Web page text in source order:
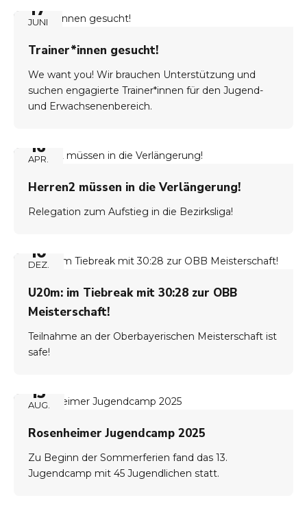
17
JUNI
Trainer*innen gesucht!
We want you! Wir brauchen Unterstützung und
suchen engagierte Trainer*innen für den Jugend-
und Erwachsenenbereich.
16
APR.
Herren2 müssen in die Verlängerung!
Relegation zum Aufstieg in die Bezirksliga!
10
DEZ.
U20m: im Tiebreak mit 30:28 zur OBB
Meisterschaft!
Teilnahme an der Oberbayerischen Meisterschaft ist
safe!
13
AUG.
Rosenheimer Jugendcamp 2025
Zu Beginn der Sommerferien fand das 13.
Jugendcamp mit 45 Jugendlichen statt.